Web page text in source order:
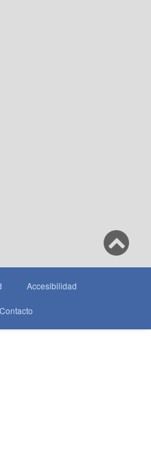
Accesibilidad
Contacto